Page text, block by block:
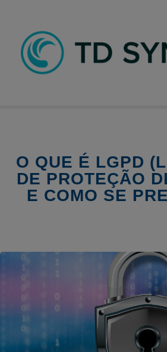
BLOG TD SYNNEX
O QUE É LGPD
DE PROTEÇÃO
E COMO SE